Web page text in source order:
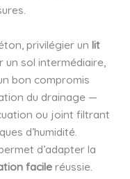
privilégier un lit
sol intermédiaire,
bon compromis
du drainage —
ou joint filtrant
d’humidité.
d’adapter la
facileréussie.